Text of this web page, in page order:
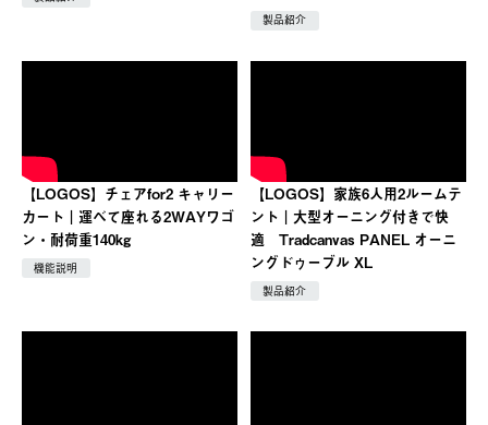
製品紹介
【LOGOS】チェアfor2 キャリー
カート｜運べて座れる2WAYワゴ
ン・耐荷重140kg
機能説明
【LOGOS】家族6人用2ルームテ
ント｜大型オーニング付きで快
適 Tradcanvas PANEL オーニ
ングドゥーブル XL
製品紹介